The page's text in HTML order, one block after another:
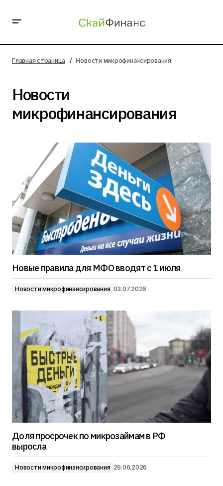
Главная страница Новости микрофинансирования
Новости
микрофинансирования
Новые правила для МФО вводят с 1 июля
Новости микрофинансирования 03.07.2026
Доля просрочек по микрозаймам в РФ
выросла
Новости микрофинансирования 29.06.2026